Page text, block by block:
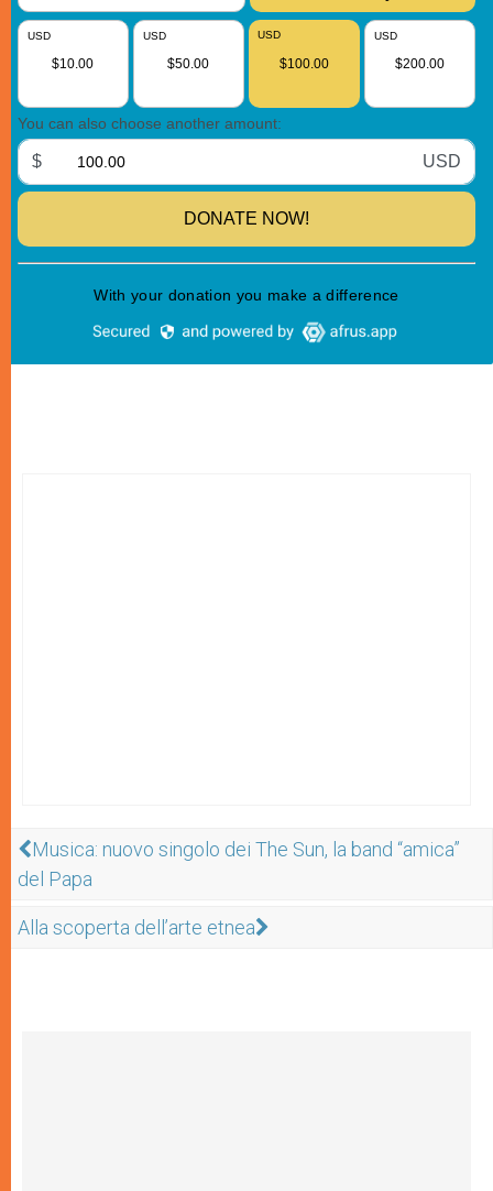
Musica: nuovo singolo dei The Sun, la band “amica”
del Papa
Alla scoperta dell’arte etnea